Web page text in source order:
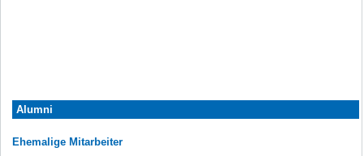
Alumni
Ehemalige Mitarbeiter